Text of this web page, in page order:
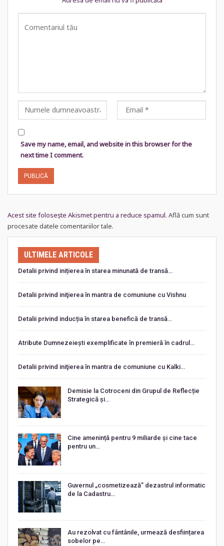
Save my name, email, and website in this browser for the
next time I comment.
Acest site folosește Akismet pentru a reduce spamul. Află cum sunt
procesate datele comentariilor tale.
ULTIMELE ARTICOLE
Detalii privind inițierea în starea minunată de transă…
Detalii privind iniţierea în mantra de comuniune cu Vishnu
Detalii privind inducția în starea benefică de transă…
Atribute Dumnezeiești exemplificate în premieră în cadrul…
Detalii privind iniţierea în mantra de comuniune cu Kalki…
Demisie la Cotroceni din Grupul de Reflecție
Strategică și…
Cine amenință pentru 9 miliarde și cine tace
pentru un…
Guvernul „cosmetizează” dezastrul informatic
de la Cadastru…
Au rezolvat cu fântânile, urmează desființarea
sobelor pe…